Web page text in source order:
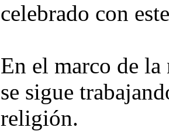
celebrado con
En el marco de
se sigue
religión.